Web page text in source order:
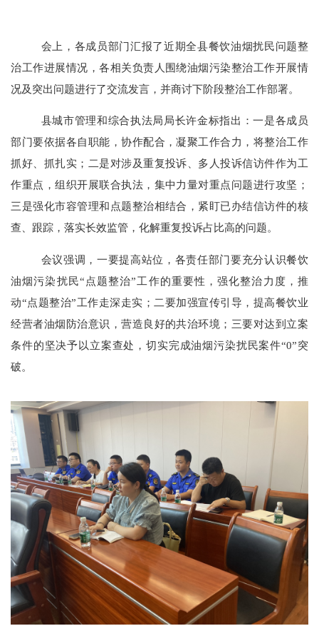
会上，各成员部门汇报了近期全县餐饮油烟扰民问题整
治工作进展情况，各相关负责人围绕油烟污染整治工作开展情
况及突出问题进行了交流发言，并商讨下阶段整治工作部署。
县城市管理和综合执法局局长许金标指出：一是各成员
部门要依据各自职能，协作配合，凝聚工作合力，将整治工作
抓好、抓扎实；二是对涉及重复投诉、多人投诉信访件作为工
作重点，组织开展联合执法，集中力量对重点问题进行攻坚；
三是强化市容管理和点题整治相结合，紧盯已办结信访件的核
查、跟踪，落实长效监管，化解重复投诉占比高的问题。
会议强调，一要提高站位，各责任部门要充分认识餐饮
油烟污染扰民“点题整治”工作的重要性，强化整治力度，推
动“点题整治”工作走深走实；二要加强宣传引导，提高餐饮业
经营者油烟防治意识，营造良好的共治环境；三要对达到立案
条件的坚决予以立案查处，切实完成油烟污染扰民案件“0”突
破。